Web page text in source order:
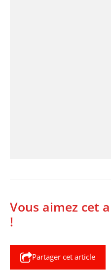
Vous aimez cet
!
Partager cet article